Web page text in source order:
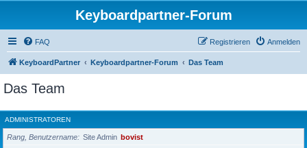
Keyboardpartner-Forum
FAQ Anmelden
Registrieren
KeyboardPartner Keyboardpartner-Forum Das Team
Das Team
ADMINISTRATOREN
Rang, Benutzername Site Admin bovist